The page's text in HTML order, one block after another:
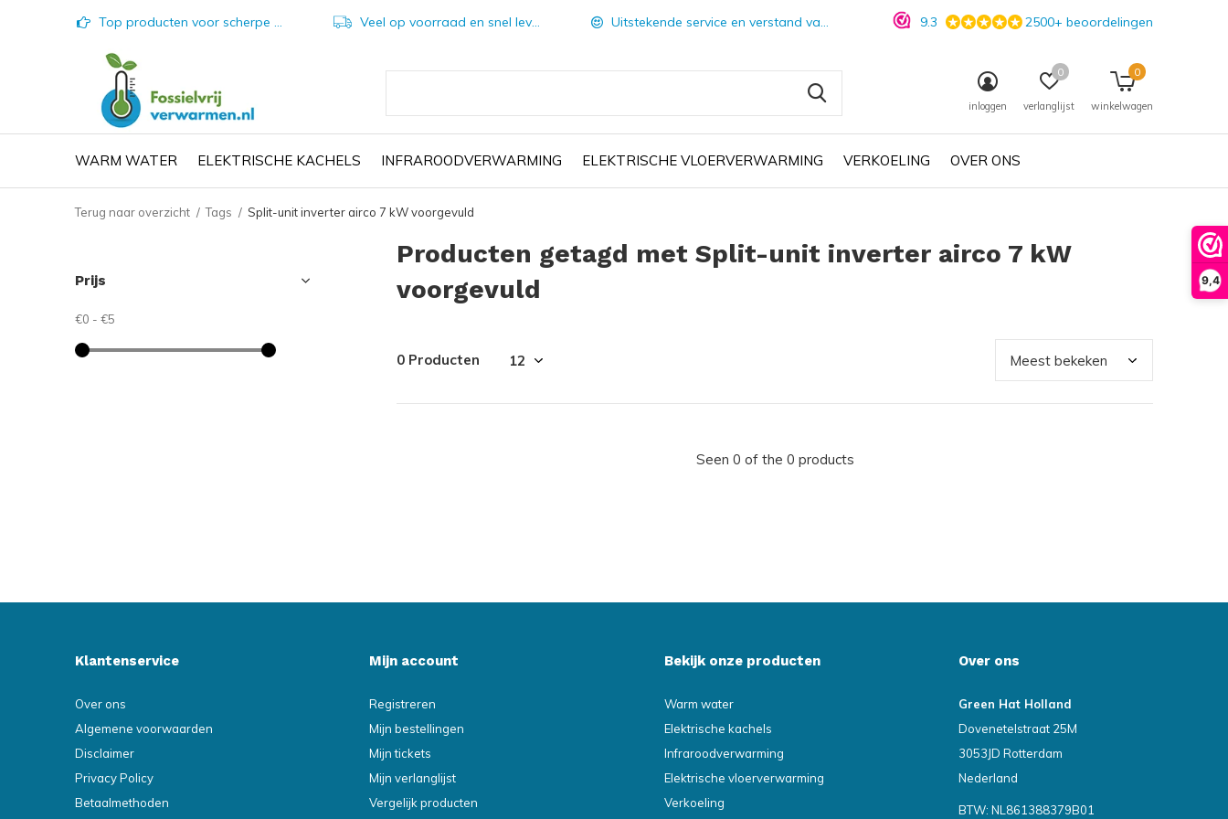
9,4
WARM WATER ELEKTRISCHE KACHELS INFRAROODVERWARMING ELEKTRISCHE VLOERVERWARMING VERKOELING OVER ONS
inloggen verlanglijst
0
winkelwagen
0
Top producten voor scherpe prijzen Veel op voorraad en snel leverbaar Uitstekende service en verstand van zaken 9.3 2500+ beoordelingen
Terug naar overzicht Tags Split-unit inverter airco 7 kW voorgevuld
Producten getagd met Split-unit inverter airco 7 kW
voorgevuld
0 Producten
Seen 0 of the 0 products
Prijs
€0 - €5
Klantenservice
Over ons
Algemene voorwaarden
Disclaimer
Privacy Policy
Betaalmethoden
Mijn account
Registreren
Mijn bestellingen
Mijn tickets
Mijn verlanglijst
Vergelijk producten
Bekijk onze producten
Warm water
Elektrische kachels
Infraroodverwarming
Elektrische vloerverwarming
Verkoeling
Over ons
Green Hat Holland
Dovenetelstraat 25M
3053JD Rotterdam
Nederland
BTW: NL861388379B01